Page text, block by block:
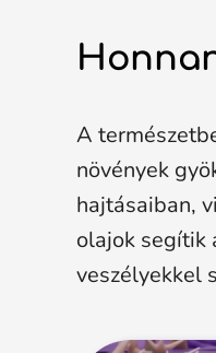
A
növények
hajtásaiban,
olajok segítik
veszélyekkel